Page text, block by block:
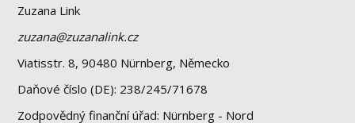
Zuzana Link
zuzana@zuzanalink.cz
Viatisstr. 8, 90480 Nürnberg, Německo
Daňové číslo (DE): 238/245/71678
Zodpovědný finanční úřad: Nürnberg - Nord